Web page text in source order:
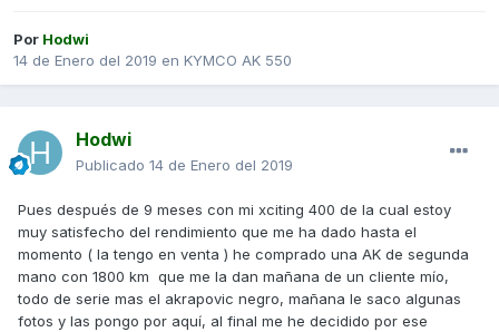
Por Hodwi
14 de Enero del 2019 en KYMCO AK 550
Hodwi
Publicado 14 de Enero del 2019
Pues después de 9 meses con mi xciting 400 de la cual estoy
muy satisfecho del rendimiento que me ha dado hasta el
momento ( la tengo en venta ) he comprado una AK de segunda
mano con 1800 km que me la dan mañana de un cliente mío,
todo de serie mas el akrapovic negro, mañana le saco algunas
fotos y las pongo por aquí, al final me he decidido por ese